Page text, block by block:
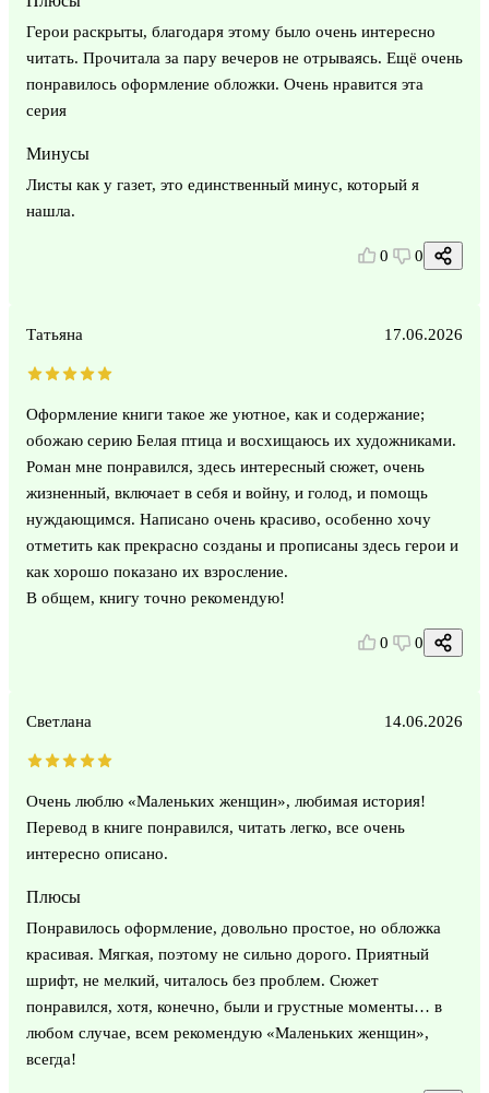
Герои раскрыты, благодаря этому было очень интересно
читать. Прочитала за пару вечеров не отрываясь. Ещё очень
понравилось оформление обложки. Очень нравится эта
серия
Минусы
Листы как у газет, это единственный минус, который я
нашла.
0 0
Татьяна 17.06.2026
Оформление книги такое же уютное, как и содержание;
обожаю серию Белая птица и восхищаюсь их художниками.
Роман мне понравился, здесь интересный сюжет, очень
жизненный, включает в себя и войну, и голод, и помощь
нуждающимся. Написано очень красиво, особенно хочу
отметить как прекрасно созданы и прописаны здесь герои и
как хорошо показано их взросление.
В общем, книгу точно рекомендую!
0 0
Светлана 14.06.2026
Очень люблю «Маленьких женщин», любимая история!
Перевод в книге понравился, читать легко, все очень
интересно описано.
Плюсы
Понравилось оформление, довольно простое, но обложка
красивая. Мягкая, поэтому не сильно дорого. Приятный
шрифт, не мелкий, читалось без проблем. Сюжет
понравился, хотя, конечно, были и грустные моменты… в
любом случае, всем рекомендую «Маленьких женщин»,
всегда!